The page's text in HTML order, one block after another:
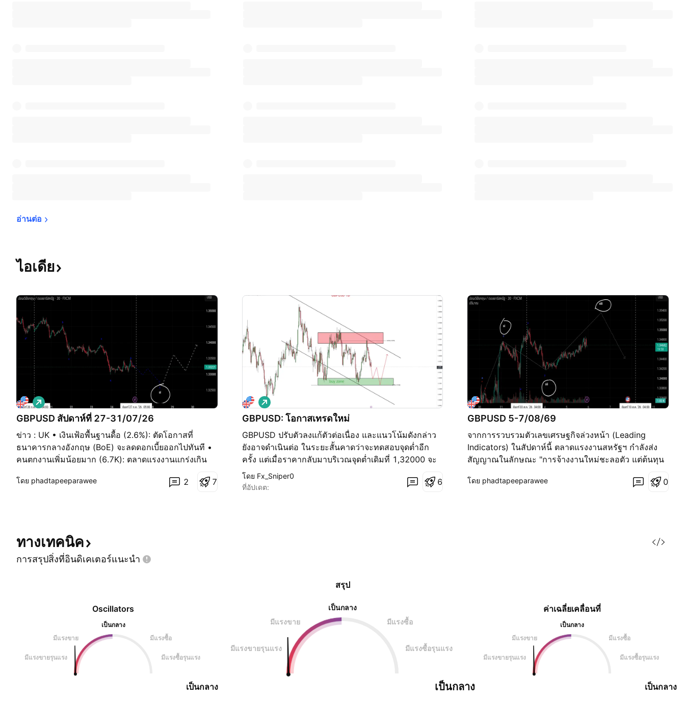
อ่านต่อ
ไอเดีย
GBPUSD สัปดาห์ที่ 27-31/07/26
ข่าว : UK • เงินเฟ้อพื้นฐานดื้อ (2.6%): ตัดโอกาสที่
ธนาคารกลางอังกฤษ (BoE) จะลดดอกเบี้ยออกไปทันที •
คนตกงานเพิ่มน้อยมาก (6.7K): ตลาดแรงงานแกร่งเกิน
เงิน GBP จะทำหน้าที่เป็นตัวขับเคลื่อนหลักในฝั่งขาขึ้น
เ
ม
ขึ้
น
โดย phadtapeeparawee 2 7
GBPUSD: โอกาสเทรดใหม่
GBPUSD ปรับตัวลงแก้ตัวต่อเนื่อง และแนวโน้มดังกล่าว
ยังอาจดำเนินต่อ ในระยะสั้นคาดว่าจะทดสอบจุดต่ำอีก
ครั้ง แต่เมื่อราคากลับมาบริเวณจุดต่ำเดิมที่ 1,32000 จะ
เป็นโอกาสซื้อใหม่ แม้ว่าแนวโน้มขาลงยังไม่จบ แต่หาก
GBPUSD สร้างแรงรับรูปสองก้นที่โซนล่าง ตลาดจะเกิด
เ
ม
ขึ้
น
โดย Fx_Sniper0
ที่อัปเดต:
6
GBPUSD 5-7/08/69
จากการรวบรวมตัวเลขเศรษฐกิจล่วงหน้า (Leading
Indicators) ในสัปดาห์นี้ ตลาดแรงงานสหรัฐฯ กำลังส่ง
สัญญาณในลักษณะ "การจ้างงานใหม่ชะลอตัว แต่ต้นทุน
เงินดอลลาร์สหรัฐฯ (USD) มีแรงซื้อกลับและกลับมา "แข็ง
โดย phadtapeeparawee 0
ทางเทคนิค
การสรุปสิ่งที่อินดิเคเตอร์แนะนำ
Oscillators
เป็นกลาง
มีแรงขาย
มีแรงซื้อ
มีแรงขายรุนแรง มีแรงซื้อรุนแรง
เป็นกลาง
สรุป
เป็นกลาง
มีแรงขาย
มีแรงซื้อ
มีแรงขายรุนแรง มีแรงซื้อรุนแรง
เป็นกลาง
ค่าเฉลี่ยเคลื่อนที่
เป็นกลาง
มีแรงขาย
มีแรงซื้อ
มีแรงขายรุนแรง มีแรงซื้อรุนแรง
เป็นกลาง